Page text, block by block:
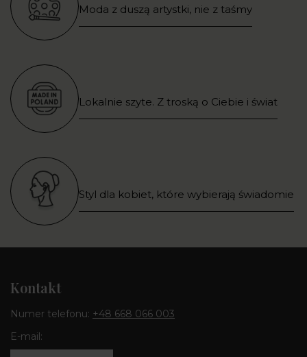
Moda z duszą artystki, nie z taśmy
Lokalnie szyte. Z troską o Ciebie i świat
Styl dla kobiet, które wybierają świadomie
Kontakt
Numer telefonu: +48 668 066 003
E-mail: